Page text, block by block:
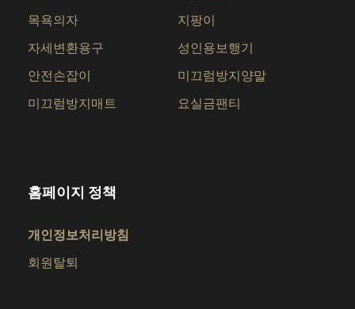
목욕의자 지팡이
자세변환용구 성인용보행기
안전손잡이 미끄럼방지양말
미끄럼방지매트 요실금팬티
홈페이지 정책
개인정보처리방침
회원탈퇴